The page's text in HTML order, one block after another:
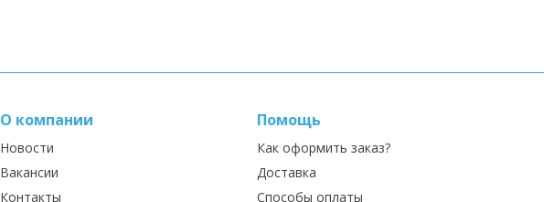
О компании
Новости
Вакансии
Контакты
Помощь
Как оформить заказ?
Доставка
Способы оплаты